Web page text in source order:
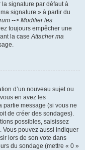
signature par défaut à
signature » à partir du
--> Modifier les
toujours empêcher une
la caseAttacher ma
d’un nouveau sujet ou
en avez les
partie message (si vous ne
de créer des sondages).
possibles, saisissez
Vous pouvez aussi indiquer
lors de son vote dans
du sondage (mettre « 0 »